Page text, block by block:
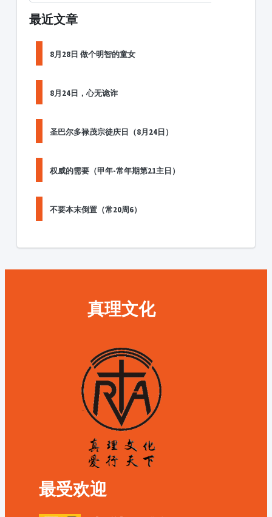
最近文章
8月28日 做个明智的童女
8月24日，心无诡诈
圣巴尔多禄茂宗徒庆日（8月24日）
权威的需要（甲年-常年期第21主日）
不要本末倒置（常20周6）
真理文化
最受欢迎